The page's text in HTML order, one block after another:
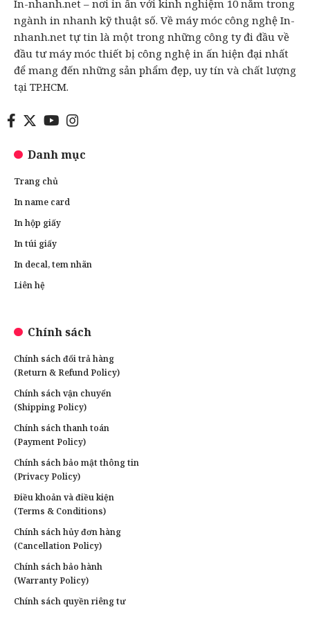
In-nhanh.net – nơi in ấn với kinh nghiệm 10 năm trong
ngành in nhanh kỹ thuật số. Về máy móc công nghệ In-
nhanh.net tự tin là một trong những công ty đi đầu về
đầu tư máy móc thiết bị công nghệ in ấn hiện đại nhất
để mang đến những sản phẩm đẹp, uy tín và chất lượng
tại TP.HCM.
Danh mục
Trang chủ
In name card
In hộp giấy
In túi giấy
In decal, tem nhãn
Liên hệ
Chính sách
Chính sách đổi trả hàng
(Return & Refund Policy)
Chính sách vận chuyển
(Shipping Policy)
Chính sách thanh toán
(Payment Policy)
Chính sách bảo mật thông tin
(Privacy Policy)
Điều khoản và điều kiện
(Terms & Conditions)
Chính sách hủy đơn hàng
(Cancellation Policy)
Chính sách bảo hành
(Warranty Policy)
Chính sách quyền riêng tư